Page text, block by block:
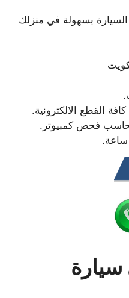
السيارة بسهولة في منزلك
القطع الالكترونية.
فحص كمبيوتر.
سيارة